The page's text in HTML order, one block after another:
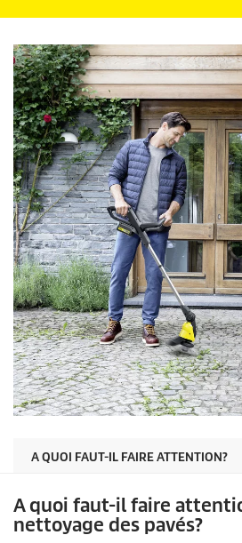
A QUOI FAUT-IL FAIRE ATTENTION?
A quoi faut-il faire
nettoyage des pavés?